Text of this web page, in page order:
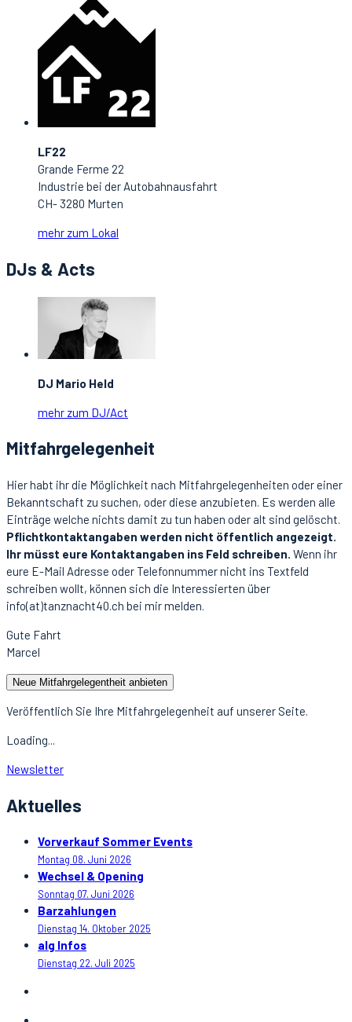
LF22
Grande Ferme 22
Industrie bei der Autobahnausfahrt
CH- 3280 Murten
mehr zum Lokal
DJs & Acts
DJ Mario Held
mehr zum DJ/Act
Mitfahrgelegenheit
Hier habt ihr die Möglichkeit nach Mitfahrgelegenheiten oder einer
Bekanntschaft zu suchen, oder diese anzubieten. Es werden alle
Einträge welche nichts damit zu tun haben oder alt sind gelöscht.
Pflichtkontaktangaben werden nicht öffentlich angezeigt.
Ihr müsst eure Kontaktangaben ins Feld schreiben. Wenn ihr
eure E-Mail Adresse oder Telefonnummer nicht ins Textfeld
schreiben wollt, können sich die Interessierten über
info(at)tanznacht40.ch bei mir melden.
Gute Fahrt
Marcel
Neue Mitfahrgelegentheit anbieten
Veröffentlich Sie Ihre Mitfahrgelegenheit auf unserer Seite.
Loading...
Newsletter
Aktuelles
Vorverkauf Sommer Events
Montag 08. Juni 2026
Wechsel & Opening
Sonntag 07. Juni 2026
Barzahlungen
Dienstag 14. Oktober 2025
alg Infos
Dienstag 22. Juli 2025